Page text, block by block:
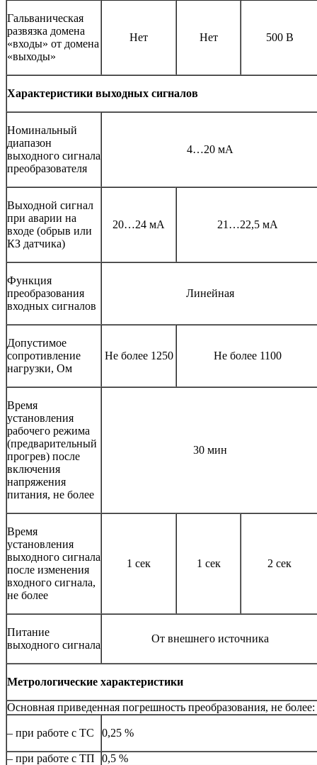
Гальваническая
развязка домена
«входы» от домена
«выходы»
Нет Нет 500 В
Характеристики выходных сигналов
Номинальный
диапазон
выходного сигнала
преобразователя
4…20 мА
Выходной сигнал
при аварии на
входе (обрыв или
КЗ датчика)
20…24 мА 21…22,5 мА
Функция
преобразования
входных сигналов
Линейная
Допустимое
сопротивление
нагрузки, Ом
Не более 1250 Не более 1100
Время
установления
рабочего режима
(предварительный
прогрев) после
включения
напряжения
питания, не более
30 мин
Время
установления
выходного сигнала
после изменения
входного сигнала,
не более
1 сек 1 сек 2 сек
Питание
выходного сигнала
От внешнего источника
Метрологические характеристики
Основная приведенная погрешность преобразования, не более:
– при работе с ТС 0,25 %
– при работе с ТП
0,5 %